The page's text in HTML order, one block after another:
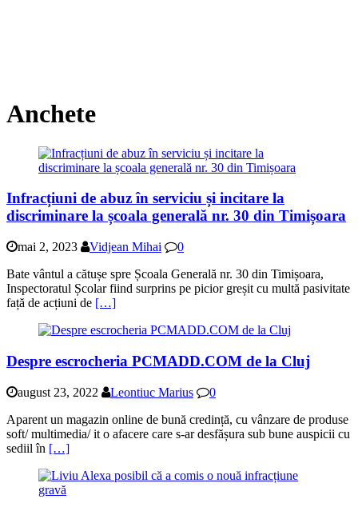
Anchete
Infracțiuni de abuz în serviciu și incitare la
discriminare la școala generală nr. 30 din Timișoara
mai 2, 2023 Vidjean Mihai
0
Bate vântul a cătușe spre Școala Generală nr. 30 din Timișoara,
Inspectoratul Școlar fiind surprins pe picior greșit cu multă pasivitate
față de acțiuni de […]
Despre escrocheria PCMADD.COM de la Cluj
august 23, 2022 Leontiuc Marius
0
Aparent un magazin online de bună credință, cu vânzare de produse
soft/ multimedia/ it o afacere care s-ar desfășura sub bune auspicii cu
sediil în […]